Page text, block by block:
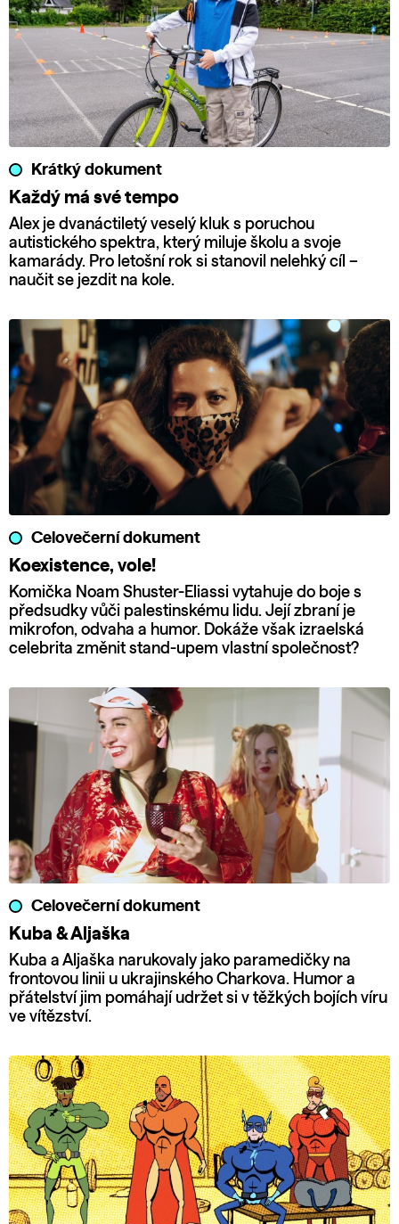
Krátký dokument
Každý má své tempo
Alex je dvanáctiletý veselý kluk s poruchou
autistického spektra, který miluje školu a svoje
kamarády. Pro letošní rok si stanovil nelehký cíl –
naučit se jezdit na kole.
Celovečerní dokument
Koexistence, vole!
Komička Noam Shuster-Eliassi vytahuje do boje s
předsudky vůči palestinskému lidu. Její zbraní je
mikrofon, odvaha a humor. Dokáže však izraelská
celebrita změnit stand-upem vlastní společnost?
Celovečerní dokument
Kuba & Aljaška
Kuba a Aljaška narukovaly jako paramedičky na
frontovou linii u ukrajinského Charkova. Humor a
přátelství jim pomáhají udržet si v těžkých bojích víru
ve vítězství.